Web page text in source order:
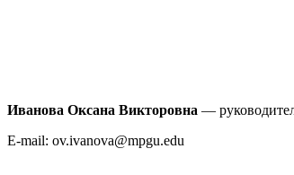
Иванова Оксана Викторовна —
E-mail: ov.ivanova@mpgu.edu